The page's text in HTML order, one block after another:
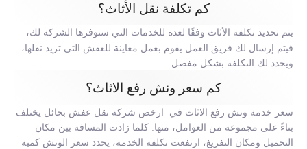
كم تكلفة نقل الأثاث؟
يتم تحديد تكلفة الأثاث وفقًا لعدة للخدمات التي ستوفرها الشركة لك،
فيتم إرسال لك فريق العمل يقوم بعمل معاينة للعفش التي تريد نقلها،
ويحدد لك التكلفة بشكل مفصل.
كم سعر ونش رفع الاثاث؟
سعر خدمة ونش رفع الاثاث في ارخص شركة نقل عفش بحائل يختلف
بناءً على مجموعة من العوامل، منها: كلما زادت المسافة بين مكان
التحميل ومكان التفريغ، ارتفعت تكلفة الخدمة، يحدد سعر الونش كمية